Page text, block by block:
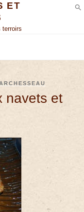
ET
terroirs
navets et